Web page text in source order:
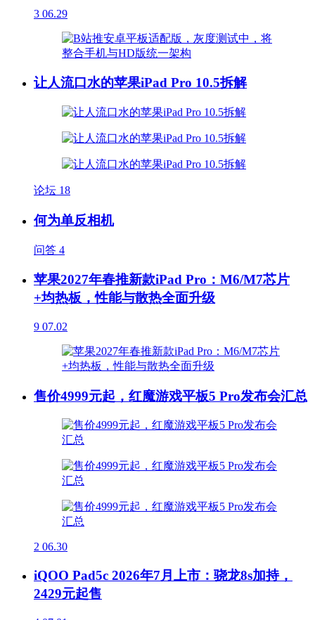
3 06.29
让人流口水的苹果iPad Pro 10.5拆解
论坛 18
何为单反相机
问答 4
苹果2027年春推新款iPad Pro：M6/M7芯片
+均热板，性能与散热全面升级
9 07.02
售价4999元起，红魔游戏平板5 Pro发布会汇总
2 06.30
iQOO Pad5c 2026年7月上市：骁龙8s加持，
2429元起售